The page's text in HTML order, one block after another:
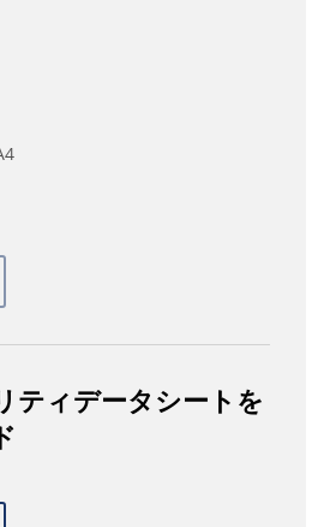
ティデータシートを